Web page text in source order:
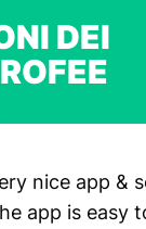
DEI
nice app &
app is easy